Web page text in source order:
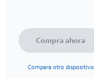
Compra ahora
Compara otro dispositivo